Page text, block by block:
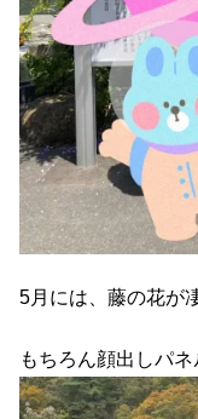
5月には、藤の花が
もちろん顔出しパネ